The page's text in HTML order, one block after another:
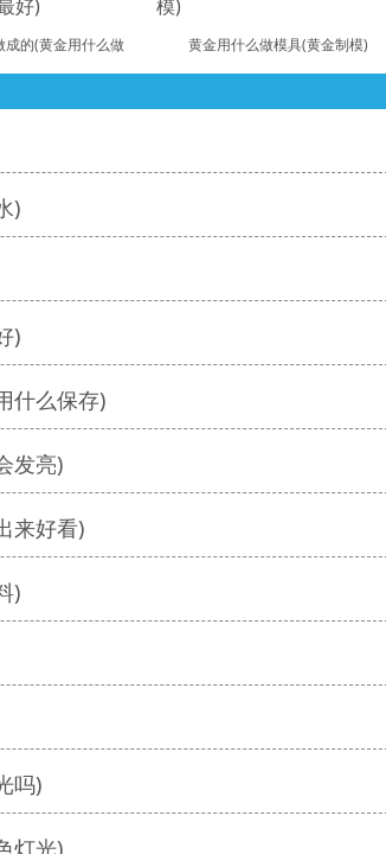
成的(黄金用什么做 黄金用什么做模具(黄金制模)
)
)
什么保存)
发亮)
来好看)
)
吗)
灯光)